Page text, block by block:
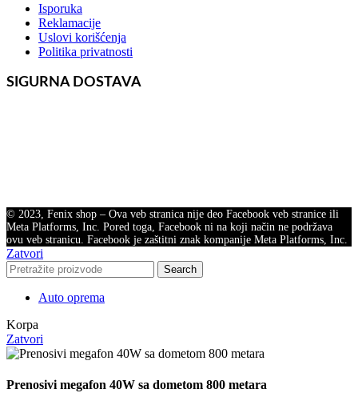
Isporuka
Reklamacije
Uslovi korišćenja
Politika privatnosti
SIGURNA DOSTAVA
© 2023, Fenix shop – Ova veb stranica nije deo Facebook veb stranice ili
Meta Platforms, Inc. Pored toga, Facebook ni na koji način ne podržava
ovu veb stranicu. Facebook je zaštitni znak kompanije Meta Platforms, Inc.
Zatvori
Search
Auto oprema
Korpa
Zatvori
Prenosivi megafon 40W sa dometom 800 metara